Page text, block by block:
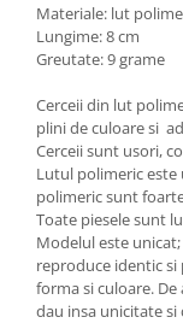
Materiale: lut
Lungime: 8 cm
Greutate: 9 grame
Cerceii din lut
plini de culoare si
Cerceii sunt usori,
Lutul polimeric
polimeric sunt
Toate piesele sunt
Modelul este
reproduce identic
forma si culoare.
dau insa unicitate